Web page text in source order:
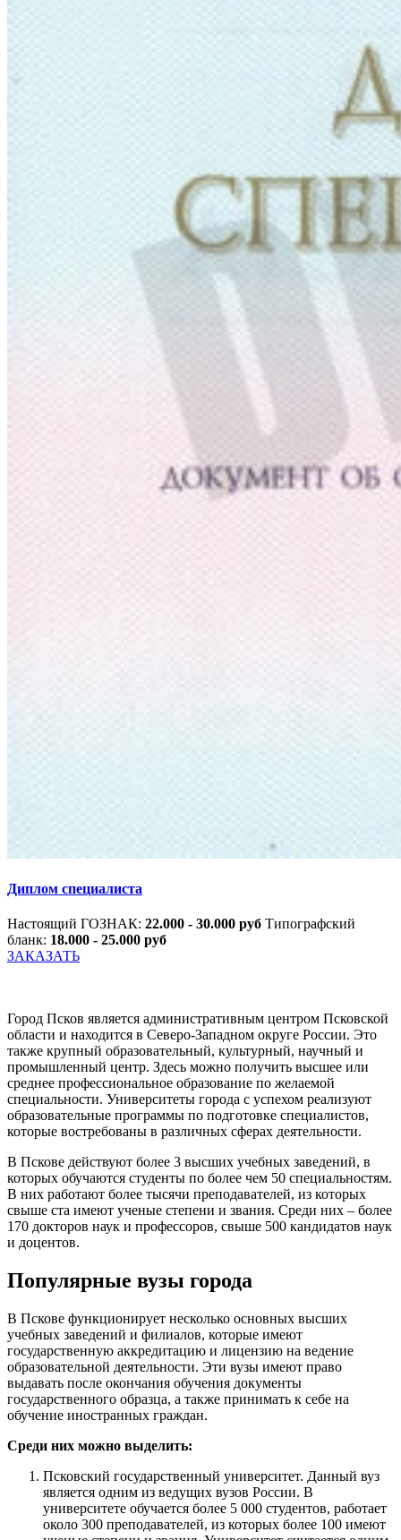
Диплом специалиста
Настоящий ГОЗНАК: 22.000 - 30.000 руб Типографский
бланк: 18.000 - 25.000 руб
ЗАКАЗАТЬ
Город Псков является административным центром Псковской
области и находится в Северо-Западном округе России. Это
также крупный образовательный, культурный, научный и
промышленный центр. Здесь можно получить высшее или
среднее профессиональное образование по желаемой
специальности. Университеты города с успехом реализуют
образовательные программы по подготовке специалистов,
которые востребованы в различных сферах деятельности.
В Пскове действуют более 3 высших учебных заведений, в
которых обучаются студенты по более чем 50 специальностям.
В них работают более тысячи преподавателей, из которых
свыше ста имеют ученые степени и звания. Среди них – более
170 докторов наук и профессоров, свыше 500 кандидатов наук
и доцентов.
Популярные вузы города
В Пскове функционирует несколько основных высших
учебных заведений и филиалов, которые имеют
государственную аккредитацию и лицензию на ведение
образовательной деятельности. Эти вузы имеют право
выдавать после окончания обучения документы
государственного образца, а также принимать к себе на
обучение иностранных граждан.
Среди них можно выделить:
Псковский государственный университет. Данный вуз
является одним из ведущих вузов России. В
университете обучается более 5 000 студентов, работает
около 300 преподавателей, из которых более 100 имеют